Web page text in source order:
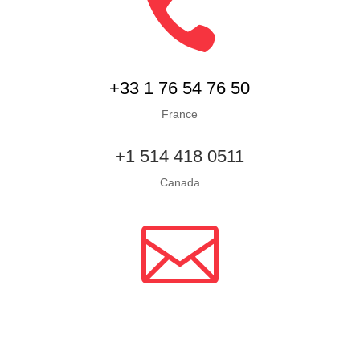

+33 1 76 54 76 50
France
+1 514 418 0511
Canada
